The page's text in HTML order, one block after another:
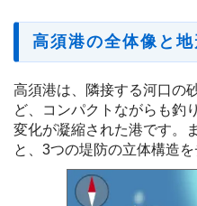
高須港の全体像と
高須港は、隣接する河口の
ど、コンパクトながらも釣
変化が凝縮された港です。
と、3つの堤防の立体構造